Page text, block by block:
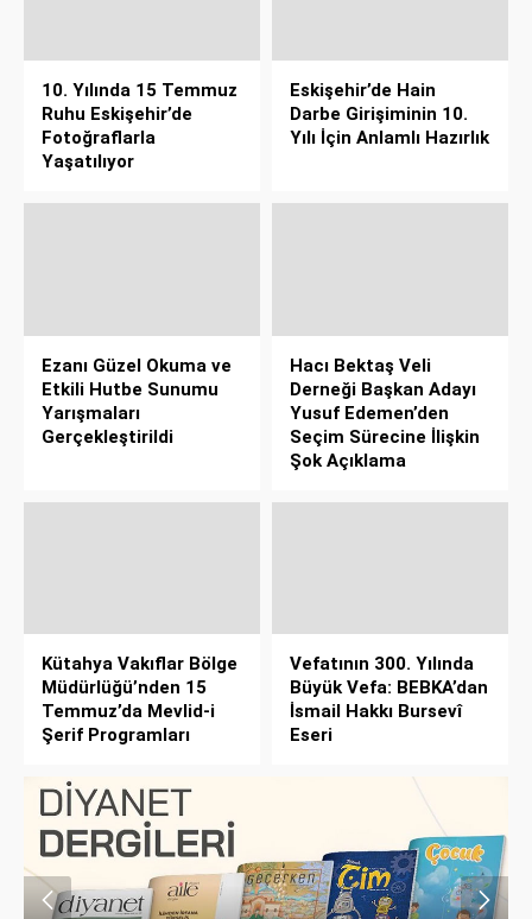
10. Yılında 15 Temmuz
Ruhu Eskişehir’de
Fotoğraflarla
Yaşatılıyor
Eskişehir’de Hain
Darbe Girişiminin 10.
Yılı İçin Anlamlı Hazırlık
Ezanı Güzel Okuma ve
Etkili Hutbe Sunumu
Yarışmaları
Gerçekleştirildi
Hacı Bektaş Veli
Derneği Başkan Adayı
Yusuf Edemen’den
Seçim Sürecine İlişkin
Şok Açıklama
Kütahya Vakıflar Bölge
Müdürlüğü’nden 15
Temmuz’da Mevlid-i
Şerif Programları
Vefatının 300. Yılında
Büyük Vefa: BEBKA’dan
İsmail Hakkı Bursevî
Eseri